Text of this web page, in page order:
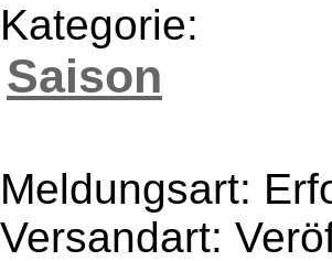
Kategorie:
Saison
Meldungsart:
Versandart: